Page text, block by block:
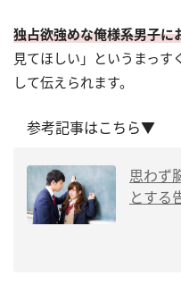
独占欲強めな俺様系男子に
見てほしい」というまっす
して伝えられます。
参考記事はこちら▼
思わず
とする